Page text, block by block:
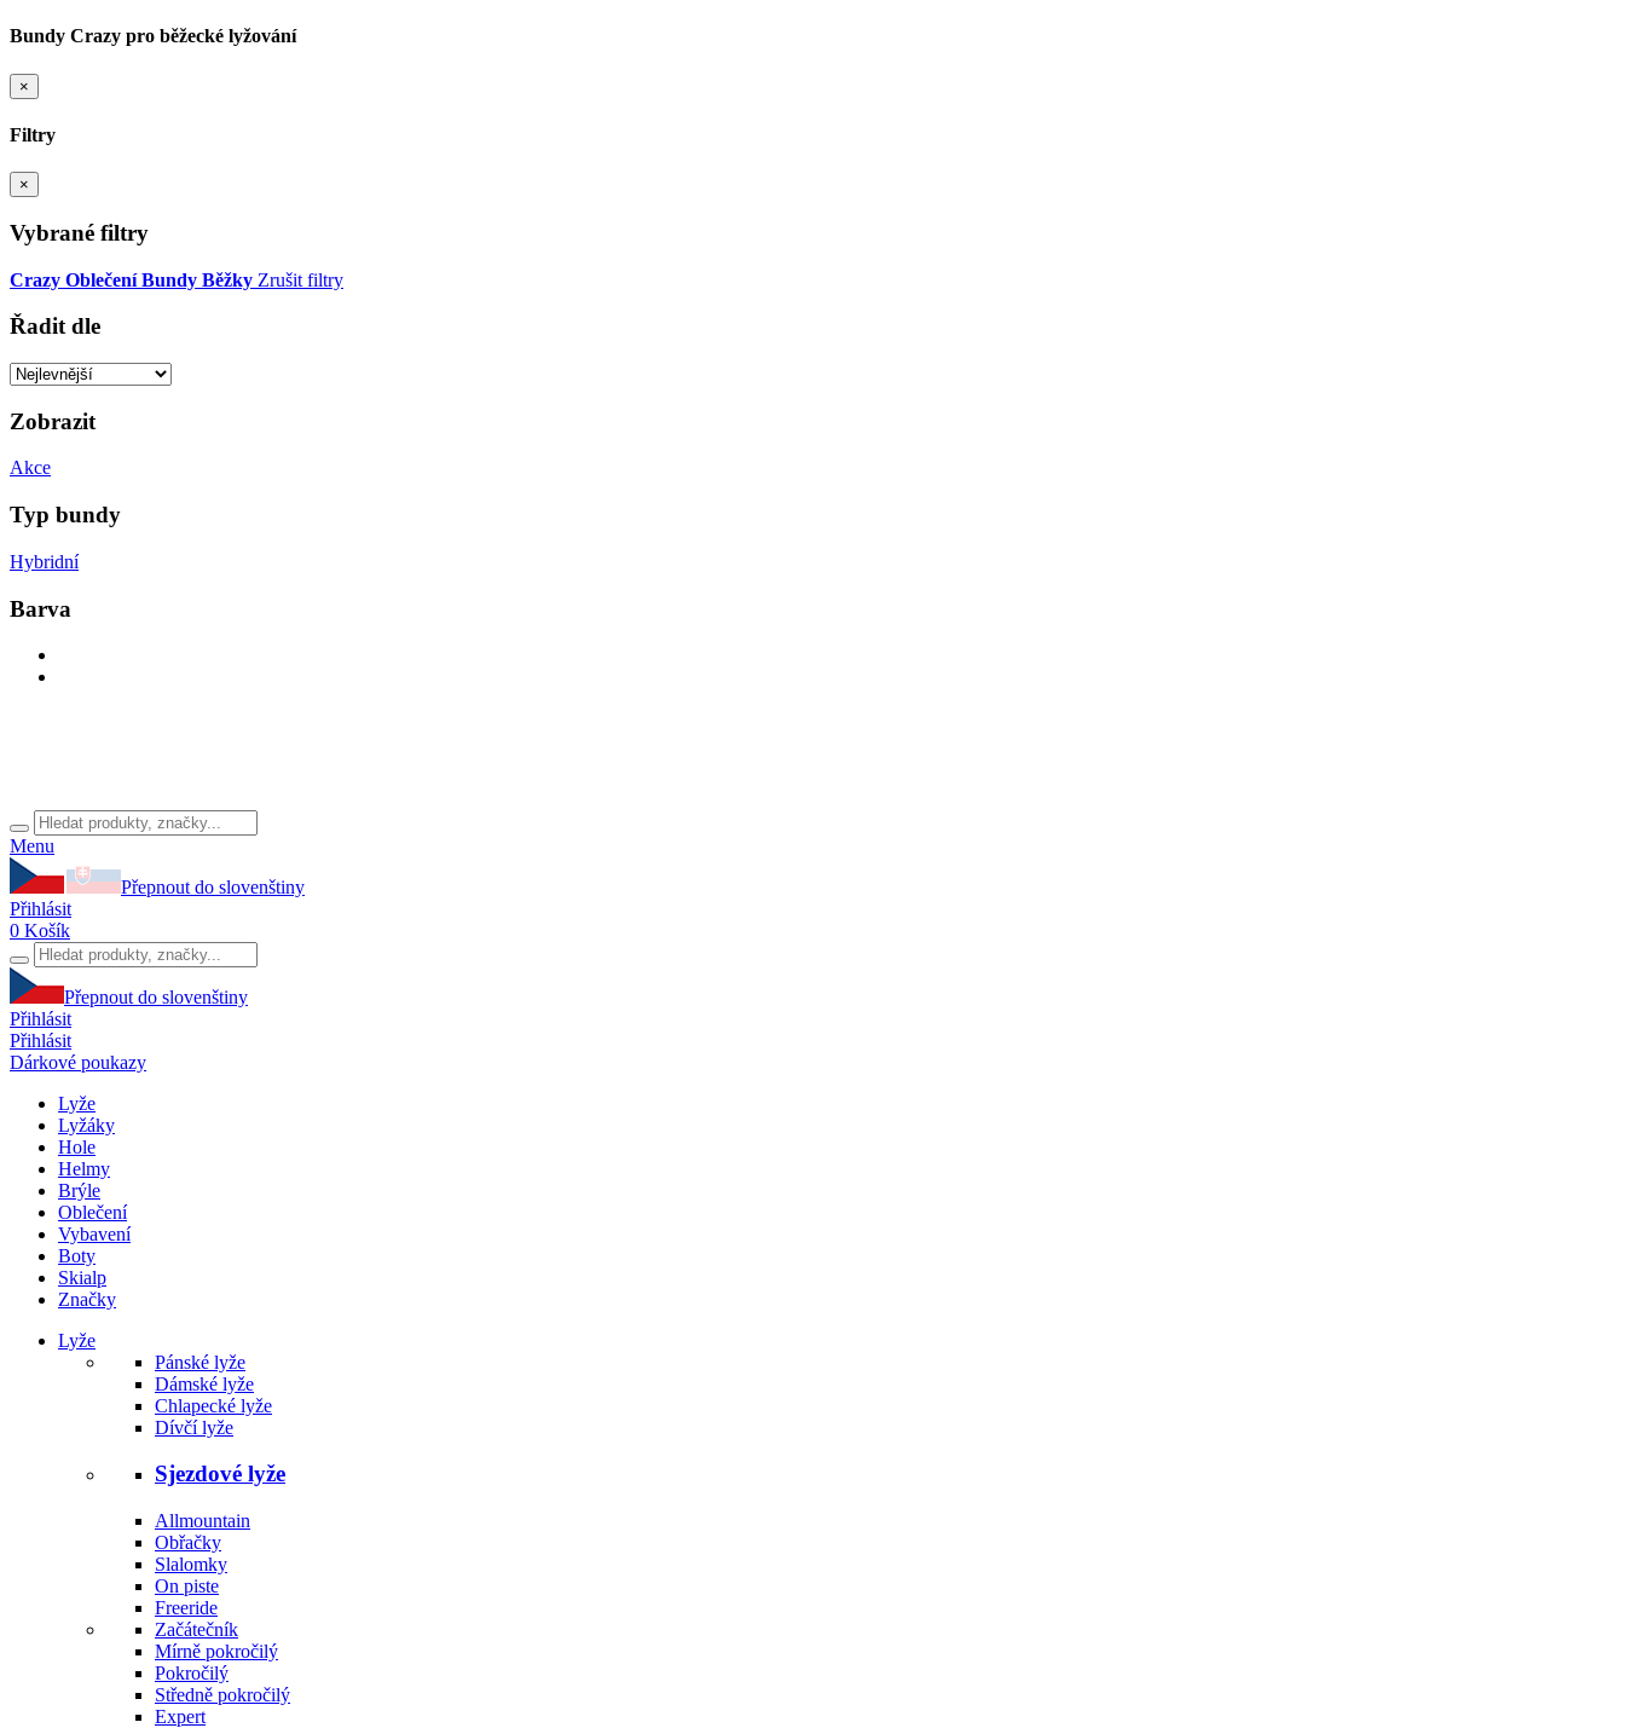
Bundy Crazy pro běžecké lyžování
×
Filtry
×
Vybrané filtry
Crazy Oblečení Bundy Běžky Zrušit filtry
Řadit dle
Zobrazit
Akce
Typ bundy
Hybridní
Barva
Menu
Přepnout do slovenštiny
Přihlásit
0 Košík
Přepnout do slovenštiny
Přihlásit
Přihlásit
Dárkové poukazy
Lyže
Lyžáky
Hole
Helmy
Brýle
Oblečení
Vybavení
Boty
Skialp
Značky
Lyže
Pánské lyže
Dámské lyže
Chlapecké lyže
Dívčí lyže
Sjezdové lyže
Allmountain
Obřačky
Slalomky
On piste
Freeride
Začátečník
Mírně pokročilý
Pokročilý
Středně pokročilý
Expert